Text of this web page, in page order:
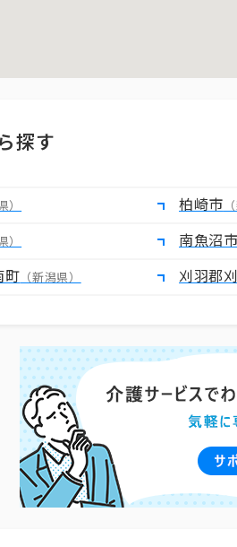
探す
） 柏崎市
） 南魚沼市
町 （新潟県） 刈羽郡